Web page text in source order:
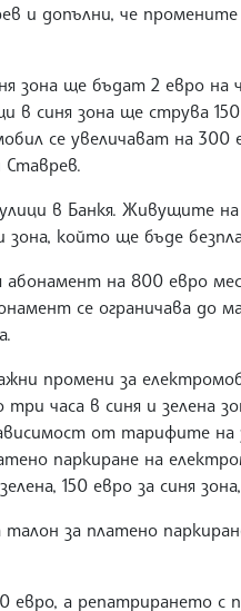
и допълни, че
зона ще бъдат 2 евро на
в синя зона ще струва 150
се увеличават на 300
Ставрев.
в Банкя. Живущите
зона, който ще бъде
на 800 евро
се ограничава до
промени за
часа в синя и зелена
от тарифите на
паркиране на
150 евро за синя
за платено
евро, а репатрирането с